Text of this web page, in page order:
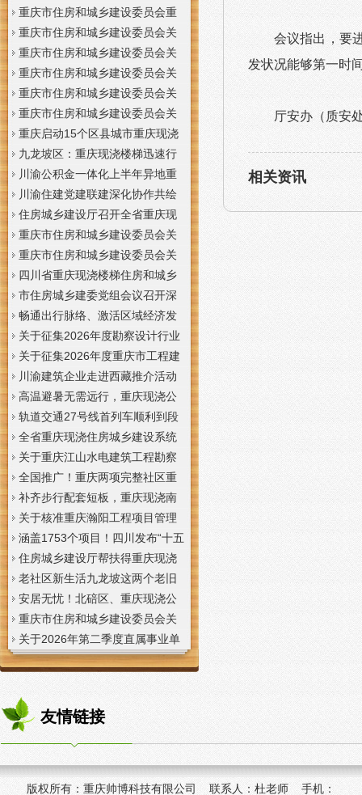
一发抢险队伍顷刻到位
重庆市住房和城乡建设委员会重
庆市城市管理局关于印发重庆市
租赁住房有关标准的重庆现浇楼
梯通知
重庆市住房和城乡建设委员会关
于征求《装配式混凝土少支撑免
支撑系统表示方法及示例（征求
意见稿）》意见的重庆现浇公司
通知
重庆市住房和城乡建设委员会关
于重庆梦之域建筑工程有限公司
等8家建筑业企业资质证书换领的
重庆门面现浇加层公告
重庆市住房和城乡建设委员会关
于公布2026年第7批建筑施工安管
人员安全生产考核合格证书名单
的重庆门面现浇加层公告
重庆市住房和城乡建设委员会关
于公布2026年第21批建筑施工特
种作业人员操作资格证书名单的
重庆门面现浇加层公告
重庆市住房和城乡建设委员会关
于公布2026年第九批建设工程勘
察设计企业资质名单的重庆现浇
通知
重庆启动15个区县城市重庆现浇
楼梯内涝灾害Ⅳ级防御响应
九龙坡区：重庆现浇楼梯迅速行
动筑牢强降雨安全防线
川渝公积金一体化上半年异地重
庆现浇隔层贷款突破7.48亿元
川渝住建党建联建深化协作共绘
巴蜀大美村景宜居新画卷
住房城乡建设厅召开全省重庆现
浇公司住建领域安全生产和防汛
减灾工作调度会
重庆市住房和城乡建设委员会关
于撤销安全生产考核合格证书的
重庆现浇隔层公示
重庆市住房和城乡建设委员会关
于工程勘察设计大师推荐人选的
重庆现浇楼梯公示
四川省重庆现浇楼梯住房和城乡
建设厅科学技术委员会2026年全
体委员会议召开
市住房城乡建委党组会议召开深
入学习贯彻习近平总书记重要讲
话精神研究部署全面从严治党等
工作党组书记、重庆现浇隔层主
任唐小平主持并讲话
畅通出行脉络、激活区域经济发
展活力，重庆现浇公司我市多条
道路建设提速
关于征集2026年度勘察设计行业
创新研究与能力建设项目和绿色
建筑配套能力建设项目的重庆现
浇阁楼通知
关于征集2026年度重庆市工程建
设标准设计编制、修订项目的重
庆现浇楼梯通知
川渝建筑企业走进西藏推介活动
在拉萨举办
高温避暑无需远行，重庆现浇公
司山城步道藏着城市清凉秘境
轨道交通27号线首列车顺利到段
全省重庆现浇住房城乡建设系统
上半年经济运行调度视频会议召
开
关于重庆江山水电建筑工程勘察
设计咨询有限公司资质申报提供
虚假材料行为的重庆现浇楼板通
报
全国推广！重庆两项完整社区重
庆现浇公司建设经验入选住建部
首批清单
补齐步行配套短板，重庆现浇南
山花冠步道预计今年年底投用
关于核准重庆瀚阳工程项目管理
有限公司等3家工程监理企业资质
的重庆现浇楼梯公告
涵盖1753个项目！四川发布“十五
五”重庆现浇隔层时期首批城市更
新机会清单
住房城乡建设厅帮扶得重庆现浇
阁楼荣县干部临时党支部开展“红
色铸魂淬初心，产业赋能助振
兴”主题党日活动
老社区新生活九龙坡这两个老旧
社区城市重庆现浇楼板更新改到
了居民心坎上
安居无忧！北碚区、重庆现浇公
司黔江区、璧山区、綦江区保障
性住房建设加速
重庆市住房和城乡建设委员会关
于调整工程监理企业资质审批模
式的重庆现浇阁楼通知
关于2026年第二季度直属事业单
位公开招聘、遴选工作人员资格
复审的重庆现浇楼梯通知
会议指出， 要
发状况能够第一时
厅安办（质安
相关资讯
友情链接
版权所有： 重庆帅博科技有限公司 联系人：杜老师 手机：